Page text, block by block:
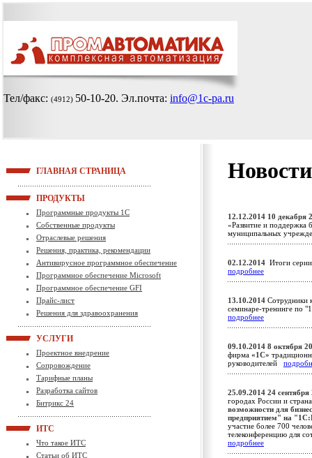
Тел/факс: (4912) 50-10-20. Эл.почта: info@1c-pa.ru
ГЛАВНАЯ СТРАНИЦА
ПРОДУКТЫ
Программные продукты 1С
Собственные продукты
Отраслевые решения
Решения, практика, рекомендации
Антивирусное программное обеспечение
Программное обеспечение Microsoft
Программное обеспечение GFI
Прайс-лист
Решения для здравоохранения
УСЛУГИ
Проектное внедрение
Сопровождение
Тарифные планы
Разработка сайтов
Битрикс 24
ИТС
Что такое ИТС
Статьи об ИТС
12.12.2014 10 декабря
«Развитие и поддержка
муниципальных
02.12.2014 Итоги
подробнее
13.10.2014 Сотрудники
семинаре-тренинге по
подробнее
09.10.2014 8 октября
фирма «1С»
руководителей
25.09.2014 24 сентября
городах России и
возможности для
предприятием" на
участие более 700
телеконференцию для
подробнее